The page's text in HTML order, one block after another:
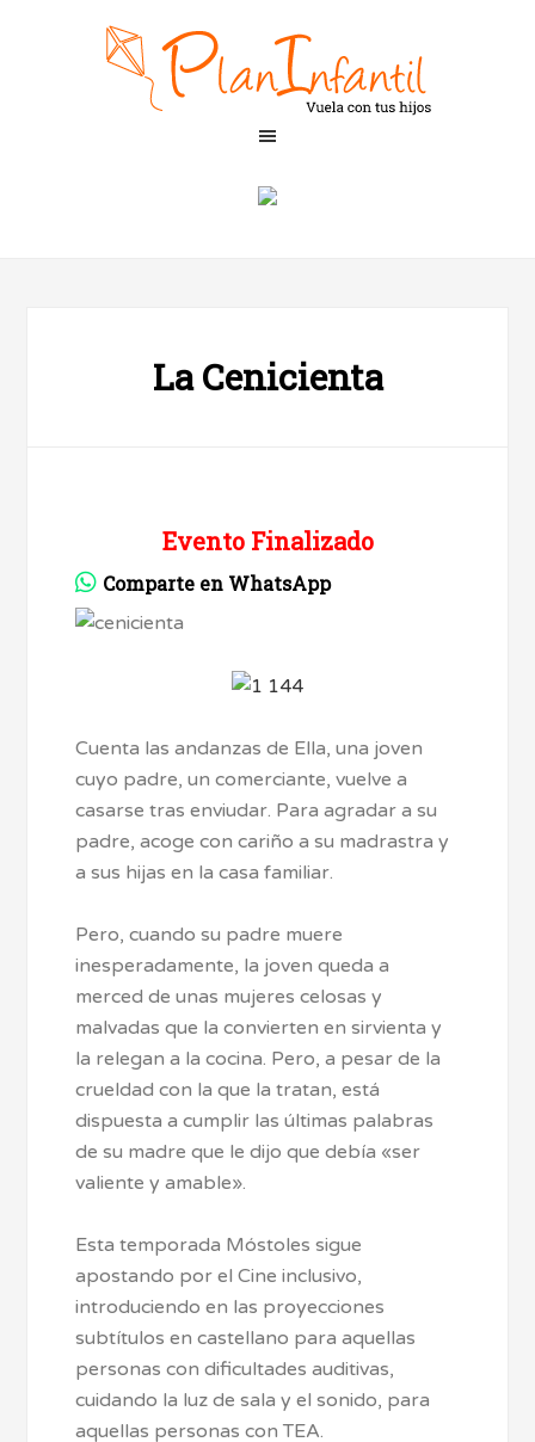
La Cenicienta
Evento Finalizado
Comparte en WhatsApp
Cuenta las andanzas de Ella, una joven
cuyo padre, un comerciante, vuelve a
casarse tras enviudar. Para agradar a su
padre, acoge con cariño a su madrastra y
a sus hijas en la casa familiar.
Pero, cuando su padre muere
inesperadamente, la joven queda a
merced de unas mujeres celosas y
malvadas que la convierten en sirvienta y
la relegan a la cocina. Pero, a pesar de la
crueldad con la que la tratan, está
dispuesta a cumplir las últimas palabras
de su madre que le dijo que debía «ser
valiente y amable».
Esta temporada Móstoles sigue
apostando por el Cine inclusivo,
introduciendo en las proyecciones
subtítulos en castellano para aquellas
personas con dificultades auditivas,
cuidando la luz de sala y el sonido, para
aquellas personas con TEA.